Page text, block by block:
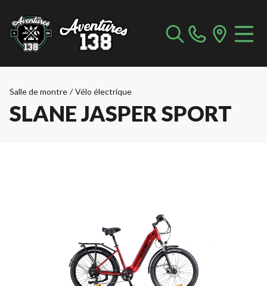
Salle de montre / Vélo électrique
SLANE JASPER SPORT